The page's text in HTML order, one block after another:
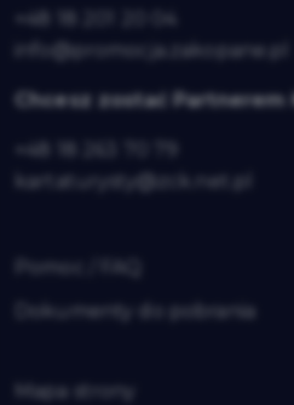
info@promocja.zakopane.pl
Chcesz zostać Partnerem
kartaturysty@zck.net.pl
Dokumenty do pobrania
Mapa strony